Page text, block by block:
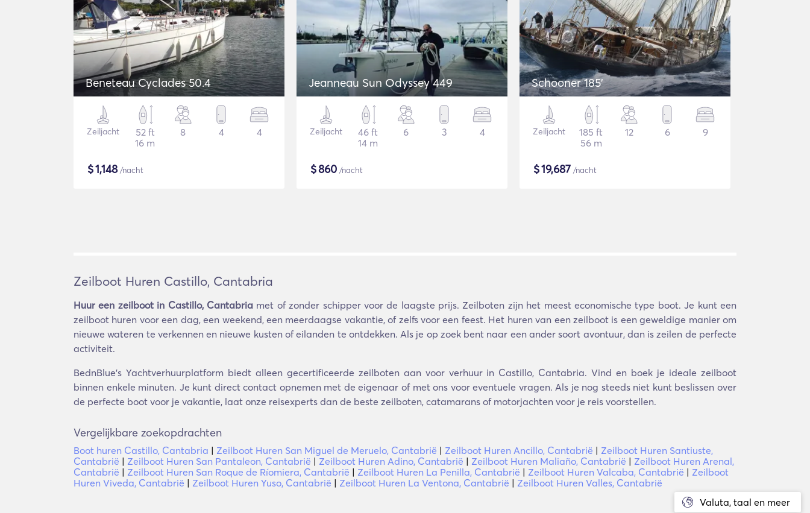
Beneteau Cyclades 50.4
Zeiljacht
52 ft
16 m
8 4 4
$1,148/nacht
Jeanneau Sun Odyssey 449
Zeiljacht
46 ft
14 m
6 3 4
$860 /nacht
Schooner 185'
Zeiljacht
185 ft
56 m
12 6 9
$19,687 /nacht
Valuta, taal en meer
Zeilboot Huren Castillo, Cantabria
Huur een zeilboot in Castillo, Cantabriamet of zonder schipper voor de laagste prijs. Zeilboten zijn het meest economische type boot. Je kunt een
zeilboot huren voor een dag, een weekend, een meerdaagse vakantie, of zelfs voor een feest. Het huren van een zeilboot is een geweldige manier om
nieuwe wateren te verkennen en nieuwe kusten of eilanden te ontdekken. Als je op zoek bent naar een ander soort avontuur, dan is zeilen de perfecte
activiteit.
BednBlue's Yachtverhuurplatform biedt alleen gecertificeerde zeilboten aan voor verhuur in Castillo, Cantabria. Vind en boek je ideale zeilboot
binnen enkele minuten. Je kunt direct contact opnemen met de eigenaar of met ons voor eventuele vragen. Als je nog steeds niet kunt beslissen over
de perfecte boot voor je vakantie, laat onze reisexperts dan de beste zeilboten, catamarans of motorjachten voor je reis voorstellen.
Vergelijkbare zoekopdrachten
Boot huren Castillo, Cantabria | Zeilboot Huren San Miguel de Meruelo, Cantabrië | Zeilboot Huren Ancillo, Cantabrië | Zeilboot Huren Santiuste,
Cantabrië | Zeilboot Huren San Pantaleon, Cantabrië | Zeilboot Huren Adino, Cantabrië | Zeilboot Huren Maliaño, Cantabrië | Zeilboot Huren Arenal,
Cantabrië | Zeilboot Huren San Roque de Ríomiera, Cantabrië | Zeilboot Huren La Penilla, Cantabrië | Zeilboot Huren Valcaba, Cantabrië | Zeilboot
Huren Viveda, Cantabrië | Zeilboot Huren Yuso, Cantabrië | Zeilboot Huren La Ventona, Cantabrië | Zeilboot Huren Valles, Cantabrië